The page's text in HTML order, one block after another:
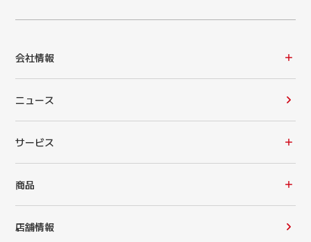
会社情報
ニュース
サービス
商品
店舗情報